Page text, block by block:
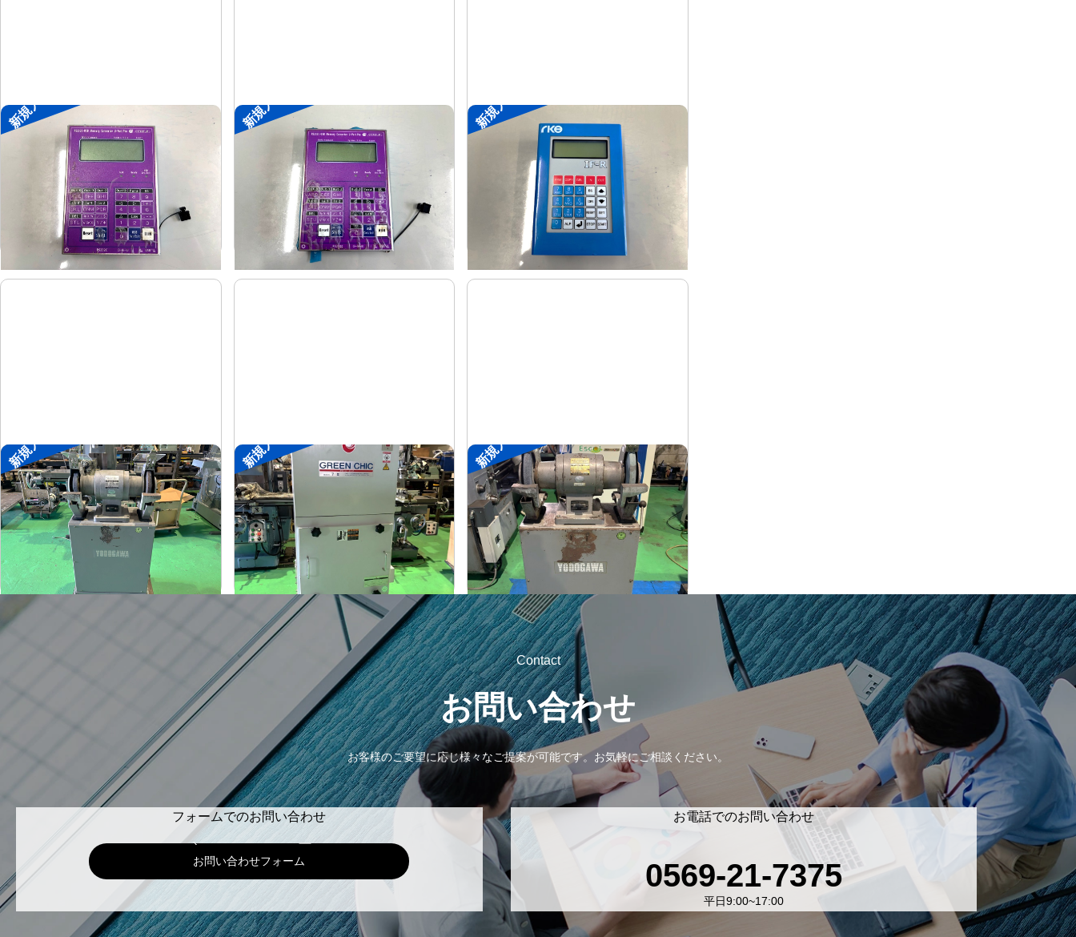
新規入荷
ポータブル入出力装置
協立アスリック
式U-Port Pro
式-
新規入荷
ポータブル入出力装置
協立アスリック
式U-Port Pro
式-
新規入荷
ポータブル入出力装置
菱電工機エンジニアリング
式IF-R
式
新規入荷
両頭グラインダー
メーカー 淀川電機
形 式FG-255T
年 式 1990
新規入荷
集塵機
メーカー
形 式 RD100-1-1.5M
年 式 2002
新規入荷
両頭グラインダー
メーカー 淀川電機
形 式 FG-255T
年
Contact
お問い合わせ
お客様のご要望に応じ様々なご提案が可能です。 お気軽にご相談ください。
フォームでのお問い合わせ
お問い合わせフォーム
お電話でのお問い合わせ
0569-21-7375
平日9:00~17:00